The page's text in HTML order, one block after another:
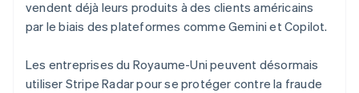
vendent déjà leurs produits à des clients américains
par le biais des plateformes comme Gemini et Copilot.
Les entreprises du Royaume-Uni peuvent désormais
utiliser Stripe Radar pour se protéger contre la fraude
Hongrie
English
Irlande
English